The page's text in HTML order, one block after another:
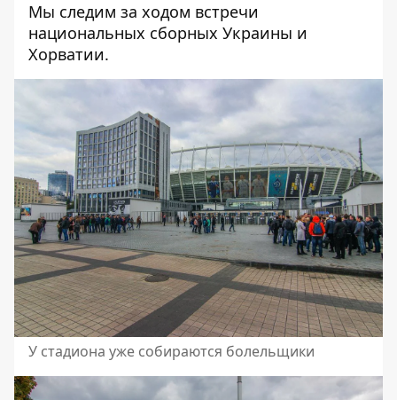
Мы следим за ходом встречи
национальных сборных Украины и
Хорватии.
У стадиона уже собираются болельщики